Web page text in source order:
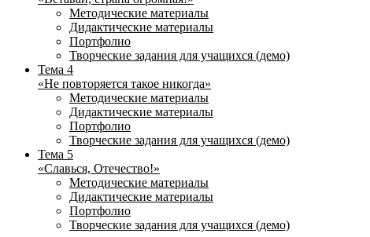
Методические материалы
Дидактические материалы
Портфолио
Творческие задания для учащихся (демо)
Тема 4
«Не повторяется такое никогда»
Методические материалы
Дидактические материалы
Портфолио
Творческие задания для учащихся (демо)
Тема 5
«Славься, Отечество!»
Методические материалы
Дидактические материалы
Портфолио
Творческие задания для учащихся (демо)